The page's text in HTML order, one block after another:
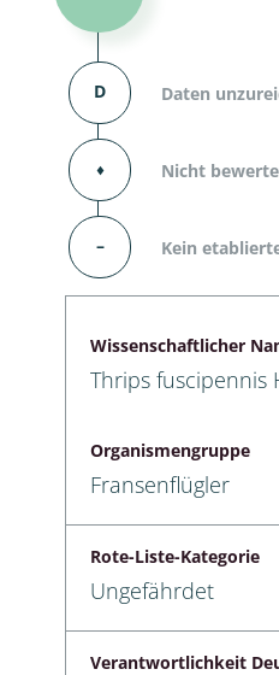
D Daten
⬧ Nicht
– Kein
Wissenschaftlicher
Thrips fuscipennis
Organismengruppe
Fransenflügler
Rote-Liste-Kategorie
Ungefährdet
Verantwortlichkeit